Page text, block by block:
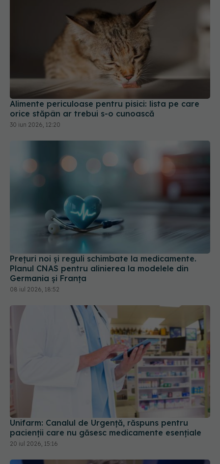
Alimente periculoase pentru pisici: lista pe care
orice stăpân ar trebui s-o cunoască
30 iun 2026, 12:20
Prețuri noi și reguli schimbate la medicamente.
Planul CNAS pentru alinierea la modelele din
Germania și Franța
08 iul 2026, 18:52
Unifarm: Canalul de Urgență, răspuns pentru
pacienții care nu găsesc medicamente esențiale
20 iul 2026, 15:16